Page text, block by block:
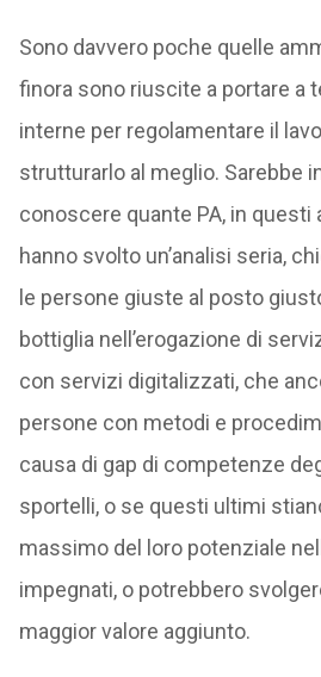
Sono davvero poche quelle
finora sono riuscite a portare a
interne per regolamentare il
strutturarlo al meglio. Sarebbe
conoscere quante PA, in questi
hanno svolto un’analisi seria,
le persone giuste al posto
bottiglia nell’erogazione di
con servizi digitalizzati, che
persone con metodi e
causa di gap di competenze
sportelli, o se questi ultimi
massimo del loro potenziale
impegnati, o potrebbero
maggior valore aggiunto.